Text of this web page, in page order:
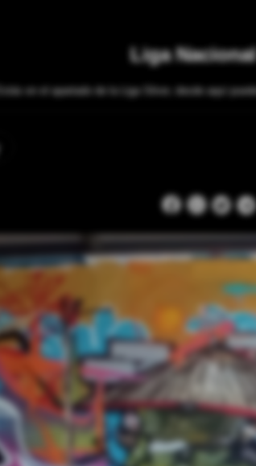
Liga
Estás en el apartado de la Liga Silver, desde aquí